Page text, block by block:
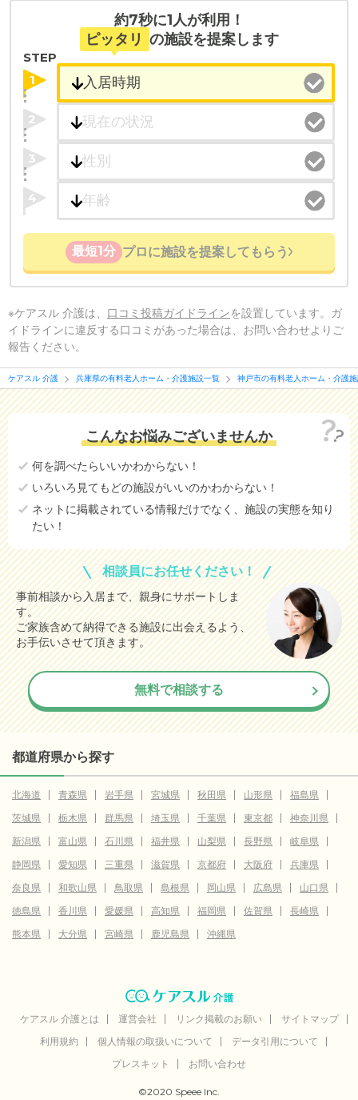
約7秒に1人が利用！
ピッタリ の施設を提案します
STEP
1
2
3
4
最短1分 プロに施設を提案してもらう
※ケアスル 介護は、 口コミ投稿ガイドラインを設置しています。ガ
イドラインに違反する口コミがあった場合は、お問い合わせよりご
報告ください。
ケアスル 介護 兵庫県の有料老人ホーム・介護施設一覧 神戸市の有料老人ホーム・介護
こんなお悩みございませんか
何を調べたらいいかわからない！
いろいろ見てもどの施設がいいのかわからない！
ネットに掲載されている情報だけでなく、施設の実態を知り
たい！
相談員にお任せください！
事前相談から入居まで、親身にサポートしま
す。
ご家族含めて納得できる施設に出会えるよう、
お手伝いさせて頂きます。
無料で相談する
都道府県から探す
北海道 青森県 岩手県 宮城県 秋田県 山形県
福島県
茨城県
栃木県 群馬県 埼玉県 千葉県 東京都
神奈川県
新潟県
富山県 石川県 福井県 山梨県 長野県
岐阜県
静岡県
愛知県 三重県 滋賀県 京都府 大阪府
兵庫県
奈良県
和歌山県 鳥取県 島根県 岡山県 広島県
山口県
徳島県
香川県 愛媛県 高知県 福岡県 佐賀県
長崎県
熊本県
大分県 宮崎県 鹿児島県 沖縄県
ケアスル 介護とは 運営会社 リンク掲載のお願い
サイトマップ
利用規約
個人情報の取扱いについて
データ引用について
プレスキット
お問い合わせ
©2020 Speee Inc.